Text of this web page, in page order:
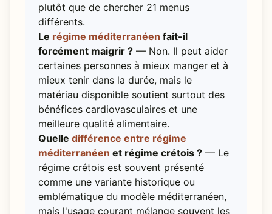
plutôt que de chercher 21 menus
différents.
Le régime méditerranéen fait-il
forcément maigrir ? — Non. Il peut aider
certaines personnes à mieux manger et à
mieux tenir dans la durée, mais le
matériau disponible soutient surtout des
bénéfices cardiovasculaires et une
meilleure qualité alimentaire.
Quelle différence entre régime
méditerranéen et régime crétois ? — Le
régime crétois est souvent présenté
comme une variante historique ou
emblématique du modèle méditerranéen,
mais l'usage courant mélange souvent les